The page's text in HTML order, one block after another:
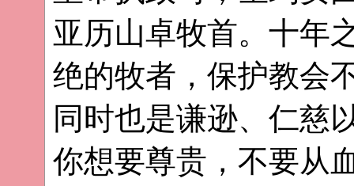
亚历山卓牧首。十年
绝的牧者，保护教会
同时也是谦逊、仁慈
你想要尊贵，不要从